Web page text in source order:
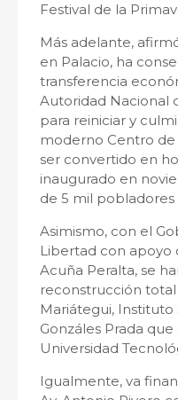
Festival de la
Más adelante,
en Palacio, ha
transferencia
Autoridad Nacional
para reiniciar y
moderno Centro de
ser convertido en
inaugurado en
de 5 mil pobladores
Asimismo, con el
Libertad con apoyo
Acuña Peralta, se
reconstrucción
Mariátegui,
Gonzáles Prada
Universidad
Igualmente, va